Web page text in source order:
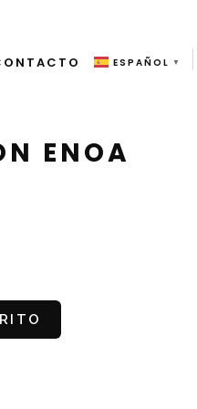
ESPAÑOL ▼
ENOA